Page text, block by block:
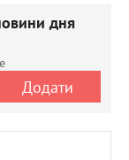
дня
Додати